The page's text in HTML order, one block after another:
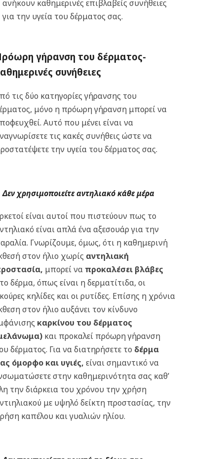
ανήκουν καθημερινές επιβλαβείς συνήθειες
για την υγεία του δέρματος σας.
γήρανση του δέρματος-
συνήθειες
τις δύο κατηγορίες γήρανσης του
μόνο η πρόωρη γήρανση μπορεί να
Αυτό που μένει είναι να
τις κακές συνήθεις ώστε να
την υγεία του δέρματος σας.
Δεν χρησιμοποιείτε αντηλιακό κάθε μέρα
είναι αυτοί που πιστεύουν πως το
είναι απλά ένα αξεσουάρ για την
Γνωρίζουμε, όμως, ότι η καθημερινή
στον ήλιο χωρίς αντηλιακή
, μπορεί να προκαλέσει βλάβες
δέρμα, όπως είναι η δερματίτιδα, οι
κηλίδες και οι ρυτίδες. Επίσης η χρόνια
στον ήλιο αυξάνει τον κίνδυνο
καρκίνου του δέρματος
και προκαλεί πρόωρη γήρανση
δέρματος. Για να διατηρήσετε το δέρμα
όμορφο και υγιές, είναι σημαντικό να
στην καθημερινότητα σας καθ’
την διάρκεια του χρόνου την χρήση
με υψηλό δείκτη προστασίας, την
καπέλου και γυαλιών ηλίου.